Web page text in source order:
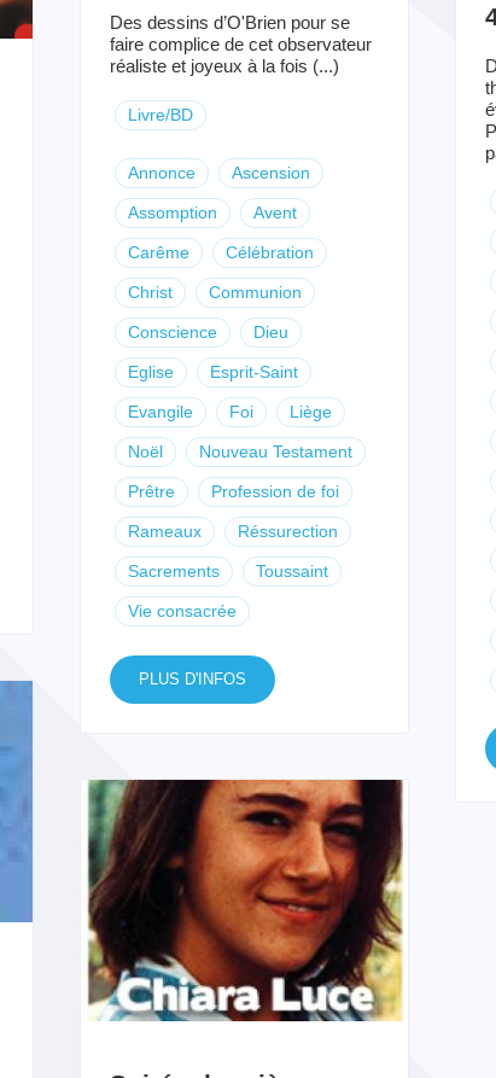
Des dessins d’O'Brien pour se
faire complice de cet observateur
réaliste et joyeux à la fois (...)
Livre/BD
Annonce Ascension
Assomption Avent
Carême Célébration
Christ Communion
Conscience Dieu
Eglise Esprit-Saint
Evangile Foi Liège
Noël Nouveau Testament
Prêtre Profession de foi
Rameaux Réssurection
Sacrements Toussaint
Vie consacrée
PLUS D'INFOS